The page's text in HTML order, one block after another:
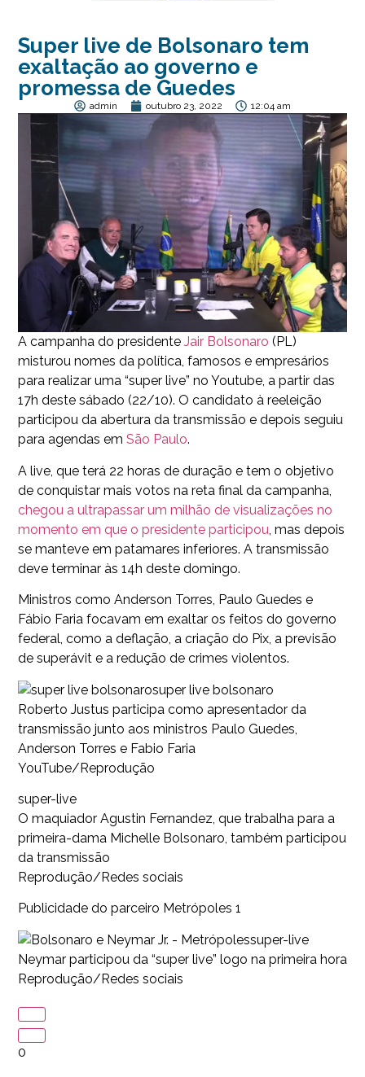
Super live de Bolsonaro tem
exaltação ao governo e
promessa de Guedes
admin outubro 23, 2022 12:04 am
A campanha do presidente Jair Bolsonaro (PL)
misturou nomes da política, famosos e empresários
para realizar uma “super live” no Youtube, a partir das
17h deste sábado (22/10). O candidato à reeleição
participou da abertura da transmissão e depois seguiu
para agendas em São Paulo.
A live, que terá 22 horas de duração e tem o objetivo
de conquistar mais votos na reta final da campanha,
chegou a ultrapassar um milhão de visualizações no
momento em que o presidente participou , mas depois
se manteve em patamares inferiores. A transmissão
deve terminar às 14h deste domingo.
Ministros como Anderson Torres, Paulo Guedes e
Fábio Faria focavam em exaltar os feitos do governo
federal, como a deflação, a criação do Pix, a previsão
de superávit e a redução de crimes violentos.
super live bolsonaro
Roberto Justus participa como apresentador da
transmissão junto aos ministros Paulo Guedes,
Anderson Torres e Fabio Faria
YouTube/Reprodução
super-live
O maquiador Agustin Fernandez, que trabalha para a
primeira-dama Michelle Bolsonaro, também participou
da transmissão
Reprodução/Redes sociais
Publicidade do parceiro Metrópoles 1
super-live
Neymar participou da “super live” logo na primeira hora
Reprodução/Redes sociais
0